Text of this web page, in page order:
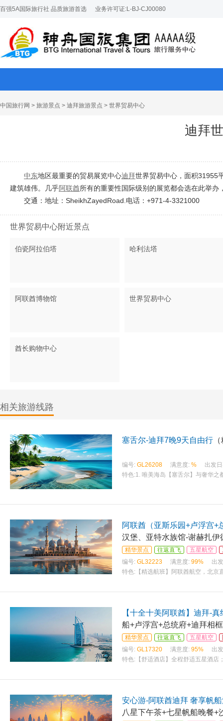
百强5A国际旅行社 品质旅游首选 业务许可证:L-BJ-CJ00080
中国旅行网 > 旅游景点 > 迪拜旅游景点 > 世界贸易中心
迪拜
中东地区最重要的贸易展览中心迪拜世界贸易中心，面积31955
建筑雄伟。几乎阿联酋所有的重要性国际级别的展览都会选在此举
交通：地址：SheikhZayedRoad.电话：+971-4-3321000
世界贸易中心附近景点
伯瓷阿拉伯塔 哈利法塔
阿联酋博物馆 世界贸易中心
酋长购物中心
相关旅游线路
塞舌尔-迪拜7晚9天自由行
编号: GL26208 满意度: %
出发
特色:1. 唯美海岛【塞舌尔】与奢华之
阿联酋（亚斯乐园+卢浮宫+
汉堡、亚特水族馆-谢赫扎
精华景点 往返直飞 五星航空
编号: GL32223 满意度: 99%
出
特色: 【精选航班】阿联酋航空，北
【十全十美阿联酋】迪拜-
船+卢浮宫+总统府+迪拜相
精华景点 往返直飞 五星航空
编号: GL17320 满意度: 95%
出
特色: 【舒适酒店】全程舒适五星酒
安心游-阿联酋迪拜 奢享帆
八星下午茶+七星帆船晚餐+